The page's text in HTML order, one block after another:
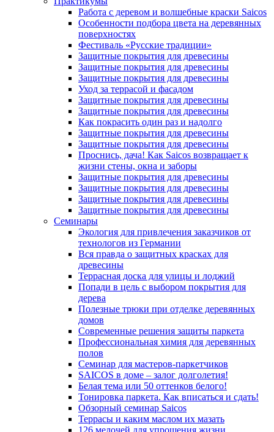
Работа с деревом и волшебные краски Saicos
Особенности подбора цвета на деревянных
поверхностях
Фестиваль «Русские традиции»
Защитные покрытия для древесины
Защитные покрытия для древесины
Защитные покрытия для древесины
Уход за террасой и фасадом
Защитные покрытия для древесины
Защитные покрытия для древесины
Как покрасить один раз и надолго
Защитные покрытия для древесины
Защитные покрытия для древесины
Проснись, дача! Как Saicos возвращает к
жизни стены, окна и заборы
Защитные покрытия для древесины
Защитные покрытия для древесины
Защитные покрытия для древесины
Защитные покрытия для древесины
Семинары
Экология для привлечения заказчиков от
технологов из Германии
Вся правда о защитных красках для
древесины
Террасная доска для улицы и лоджий
Попади в цель с выбором покрытия для
дерева
Полезные трюки при отделке деревянных
домов
Современные решения защиты паркета
Профессиональная химия для деревянных
полов
Семинар для мастеров-паркетчиков
SAICOS в доме – залог долголетия!
Белая тема или 50 оттенков белого!
Тонировка паркета. Как вписаться и сдать!
Обзорный семинар Saicos
Террасы и каким маслом их мазать
126 мелочей для упрощения жизни